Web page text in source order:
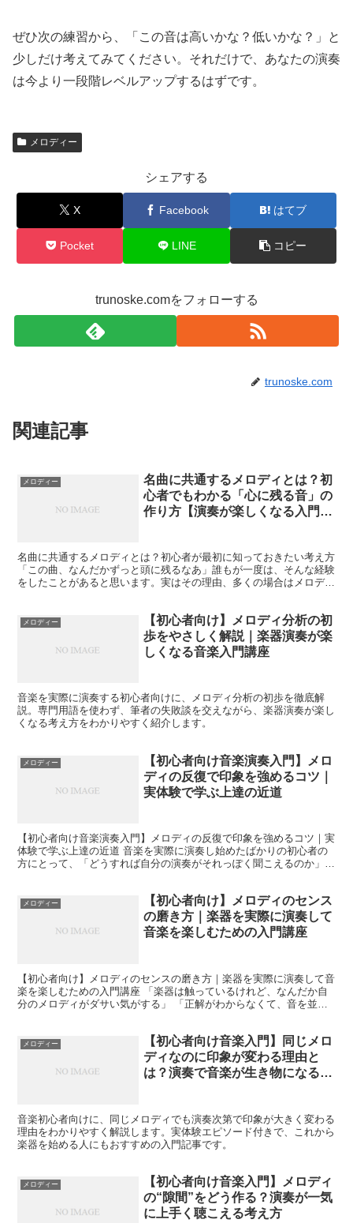
ぜひ次の練習から、「この音は高いかな？低いかな？」と
少しだけ考えてみてください。それだけで、あなたの演奏
は今より一段階レベルアップするはずです。
メロディー
シェアする
X Facebook はてブ
Pocket LINE コピー
trunoske.comをフォローする
trunoske.com
関連記事
メロディー
名曲に共通するメロディとは？初
心者でもわかる「心に残る音」の
作り方【演奏が楽しくなる入門講
名曲に共通するメロディとは？初心者が最初に知っておきたい考え方
「この曲、なんだかずっと頭に残るなあ」誰もが一度は、そんな経験
をしたことがあると思います。実はその理由、多くの場合はメロディ
メロディー
【初心者向け】メロディ分析の初
歩をやさしく解説｜楽器演奏が楽
しくなる音楽入門講座
音楽を実際に演奏する初心者向けに、メロディ分析の初歩を徹底解
説。専門用語を使わず、筆者の失敗談を交えながら、楽器演奏が楽し
くなる考え方をわかりやすく紹介します。
メロディー
【初心者向け音楽演奏入門】メロ
ディの反復で印象を強めるコツ｜
実体験で学ぶ上達の近道
【初心者向け音楽演奏入門】メロディの反復で印象を強めるコツ｜実
体験で学ぶ上達の近道 音楽を実際に演奏し始めたばかりの初心者の
方にとって、「どうすれば自分の演奏がそれっぽく聞こえるのか」
メロディー
【初心者向け】メロディのセンス
の磨き方｜楽器を実際に演奏して
音楽を楽しむための入門講座
【初心者向け】メロディのセンスの磨き方｜楽器を実際に演奏して音
楽を楽しむための入門講座 「楽器は触っているけれど、なんだか自
分のメロディがダサい気がする」 「正解がわからなくて、音を並べ
メロディー
【初心者向け音楽入門】同じメロ
ディなのに印象が変わる理由と
は？演奏で音楽が生き物になる不
音楽初心者向けに、同じメロディでも演奏次第で印象が大きく変わる
理由をわかりやすく解説します。実体験エピソード付きで、これから
楽器を始める人にもおすすめの入門記事です。
メロディー
【初心者向け音楽入門】メロディ
の“隙間”をどう作る？演奏が一気
に上手く聴こえる考え方